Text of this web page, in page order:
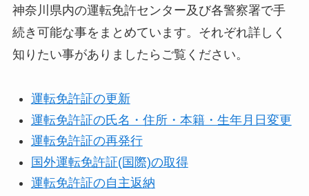
神奈川県内の運転免許センター及び各警察署で手
続き可能な事をまとめています。それぞれ詳しく
知りたい事がありましたらご覧ください。
運転免許証の更新
運転免許証の氏名・住所・本籍・生年月日変更
運転免許証の再発行
国外運転免許証(国際)の取得
運転免許証の自主返納